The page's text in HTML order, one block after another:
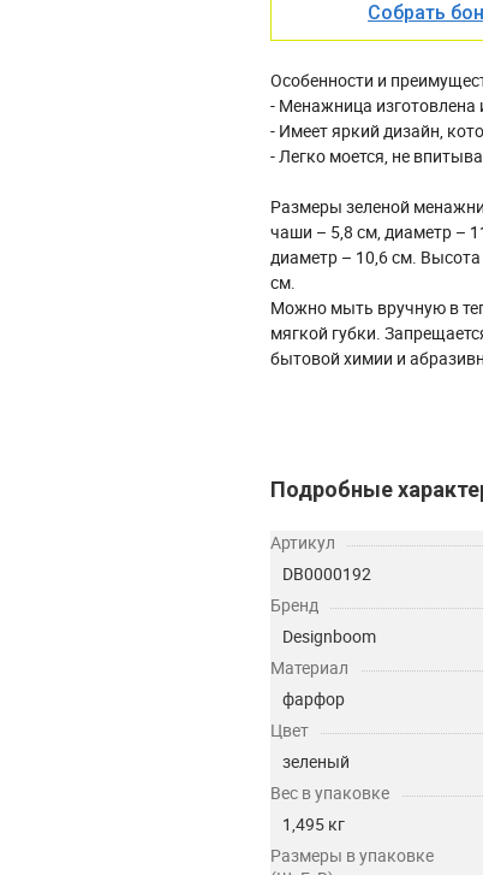
Собрать
Особенности и
- Менажница изготовлена
- Имеет яркий дизайн,
- Легко моется, не
Размеры зеленой
чаши – 5,8 см, диаметр –
диаметр – 10,6 см.
см.
Можно мыть вручную в
мягкой губки.
бытовой химии и
Подробные
Артикул
DB0000192
Бренд
Designboom
Материал
фарфор
Цвет
зеленый
Вес в упаковке
1,495 кг
Размеры в упаковке